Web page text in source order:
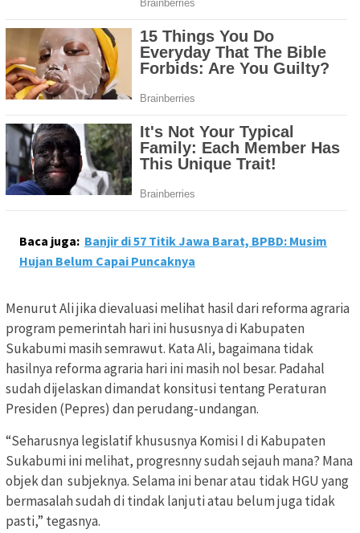
Baca juga: Banjir di 57 Titik Jawa Barat, BPBD: Musim
Hujan Belum Capai Puncaknya
Menurut Ali jika dievaluasi melihat hasil dari reforma agraria
program pemerintah hari ini hususnya di Kabupaten
Sukabumi masih semrawut. Kata Ali, bagaimana tidak
hasilnya reforma agraria hari ini masih nol besar. Padahal
sudah dijelaskan dimandat konsitusi tentang Peraturan
Presiden (Pepres) dan perudang-undangan.
“Seharusnya legislatif khususnya Komisi I di Kabupaten
Sukabumi ini melihat, progresnny sudah sejauh mana? Mana
objek dan subjeknya. Selama ini benar atau tidak HGU yang
bermasalah sudah di tindak lanjuti atau belum juga tidak
pasti,” tegasnya.